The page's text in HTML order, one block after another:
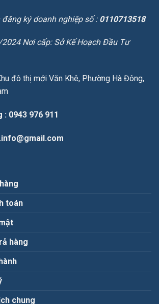
ký doanh nghiệp số : 0110713518
Nơi cấp: Sở Kế Hoạch Đầu Tư
đô thị mới Văn Khê, Phường Hà Đông,
: 0943 976 911
toán
hàng
chung